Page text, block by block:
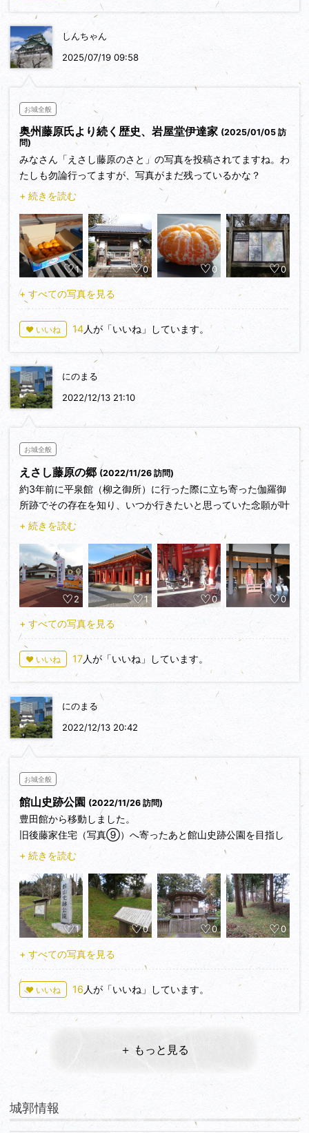
入り郡内を取りまとめています。
豊臣秀吉の奥州仕置で葛西氏が改易となった後は木村吉清の家
臣・溝口外記が入りますが葛西大崎一揆で討死し、一揆の鎮圧
後は伊達家の所領となり万治２年（1695）岩城宗規が5000石
で入り、岩屋堂伊達氏の治める要害として９代続いて明治維新
に至ります。
しんちゃん
2025/07/19 09:58
お城全般
奥州藤原氏より続く歴史、岩屋堂伊達家 (2025/01/05 訪
問)
みなさん「えさし藤原のさと」の写真を投稿されてますね。わ
たしも勿論行ってますが、写真がまだ残っているかな？
岩谷堂城の歴史は古く、平安時代末期には藤原経清と子の清衡
が居住していました。藤原氏を顕彰する目的で本丸には八角堂
（二清院）が建立されています。藤原氏以外にも多数の城主が
いますが、なんといっても奥州市は藤原氏が強いですね’（昔
は江刺市だったのだが）。
城址は人首川の西の丘陵に面していて、人首川にはドクロがい
夜中に訪れた人首城にはドクロがいっぱい転がっていまし
二の丸東門は興性寺に移築されていて、参拝したら参拝者用に
ミカンが置いてありました。檀家さんが優先だろうし、ここは
我慢しようとおもったのだけど。。
+ 続きを読む
1 0 0 0
+ すべての写真を見る
♥ いいね 14人が「いいね」しています。
にのまる
2022/12/13 21:10
お城全般
えさし藤原の郷 (2022/11/26 訪問)
約3年前に平泉館（柳之御所）に行った際に立ち寄った伽羅御
所跡でその存在を知り、いつか行きたいと思っていた念願が叶
いました。うれしいです。
伽羅御所のほか、午前中に行ったばかりの豊田館、政庁、金色
堂、各城柵などなど閉園時間ギリギリまで見てまわりました。
ドラマのロケ地もそうだったのかー！と懐かしんだり、ホント
に楽しくて、何度でも行きたいです。今度は「ガイドでポン」
でスタンプラリーをしたいな。
+ 続きを読む
2 1 0 0
+ すべての写真を見る
♥ いいね 17人が「いいね」しています。
にのまる
2022/12/13 20:42
お城全般
館山史跡公園 (2022/11/26 訪問)
豊田館から移動しました。
旧後藤家住宅（写真⑨）へ寄ったあと館山史跡公園を目指し
て歩いていると「源義経公供養塔入口」の案内が。スルーする
戻って夢乃橋を渡って岩谷堂城址（館山史跡公園）に到着で
す。土塁や空堀が残されており、ちょうど整備の方が入ってお
られました。藤原経清・清衡親子を顕彰する二清院の安らぎを
感じる佇まいに、かの時代のさまざまなできごとを思いまし
今回の一泊二日の小旅行で行きたかったのはお城よりえさし藤
原の郷と中尊寺でした。えさし藤原の郷は岩谷堂城からすぐ近
れる遊歩道があるようでしたが通行止めだったため、先ほど通
て行きました。こちら側（麓）から見ても遊歩道は通行禁止で
※夢乃橋は冬季（12月～3月）は通行止めです。
えさし藤原の郷の写真をたくさん撮ったので続きます！
+ 続きを読む
1 0 0 0
+ すべての写真を見る
♥ いいね 16 人が「いいね」しています。
＋ もっと見る
城郭情報